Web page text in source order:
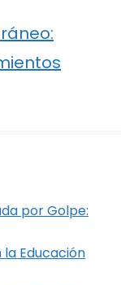
por Golpe:
la Educación